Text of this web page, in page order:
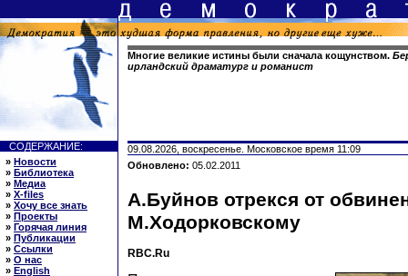
Многие великие истины были сначала кощунством.
ирландский драматург и романист
СОДЕРЖАНИЕ:
» Новости
» Библиотека
» Медиа
» X-files
» Хочу все знать
» Проекты
» Горячая линия
» Публикации
» Ссылки
» О нас
» English
09.08.2026, воскресенье. Московское время 11:09
Обновлено: 05.02.2011
А.Буйнов отрекся от
М.Ходорковскому
RBC.Ru